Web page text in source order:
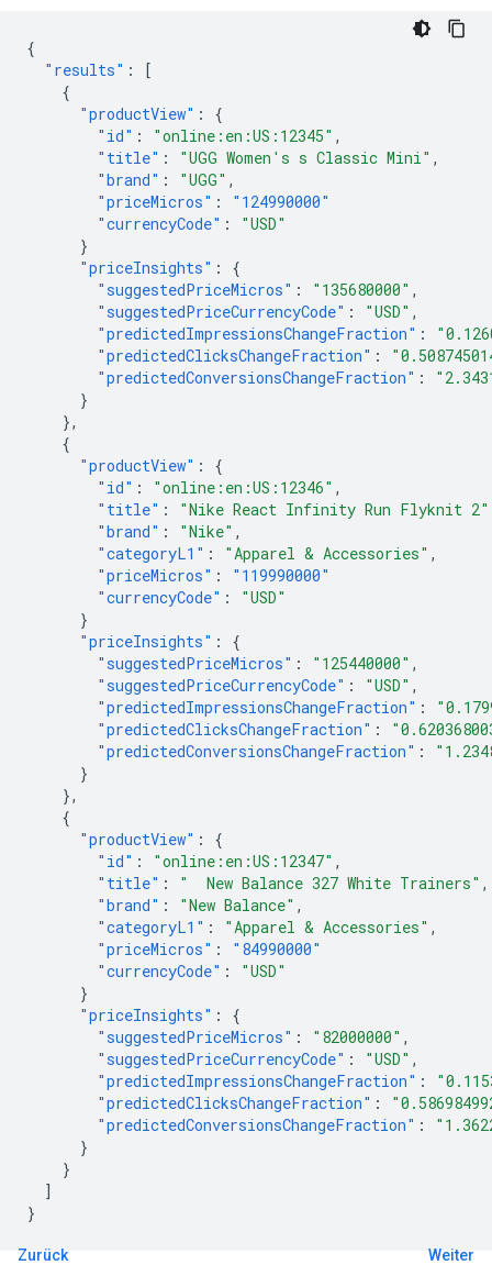
{
"results" :
[
{
"productView" :
{
"id" : "online:en:US:12345" ,
"title" : "UGG Women's s Classic Mini" ,
"brand" : "UGG" ,
"priceMicros" :
"124990000"
"currencyCode" :
"USD"
}
"priceInsights" :
{
"suggestedPriceMicros" : "135680000" ,
"suggestedPriceCurrencyCode" : "USD" ,
"predictedImpressionsChangeFraction" :
"predictedClicksChangeFraction" :
"predictedConversionsChangeFraction" :
}
},
{
"productView" :
{
"id" : "online:en:US:12346" ,
"title" : "Nike React Infinity Run Flyknit 2"
"brand" : "Nike" ,
"categoryL1" : "Apparel & Accessories" ,
"priceMicros" :
"119990000"
"currencyCode" :
"USD"
}
"priceInsights" :
{
"suggestedPriceMicros" : "125440000" ,
"suggestedPriceCurrencyCode" : "USD" ,
"predictedImpressionsChangeFraction" :
"predictedClicksChangeFraction" :
"predictedConversionsChangeFraction" :
}
},
{
"productView" :
{
"id" : "online:en:US:12347" ,
"title" : "  New Balance 327 White Trainers" ,
"brand" : "New Balance" ,
"categoryL1" : "Apparel & Accessories" ,
"priceMicros" :
"84990000"
"currencyCode" :
"USD"
}
"priceInsights" :
{
"suggestedPriceMicros" : "82000000" ,
"suggestedPriceCurrencyCode" : "USD" ,
"predictedImpressionsChangeFraction" :
"predictedClicksChangeFraction" :
"predictedConversionsChangeFraction" :
}
}
]
}
Zurück
Weiter